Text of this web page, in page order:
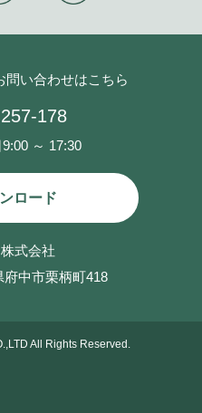
問い合わせはこちら
178
～ 17:30
ロード
式会社
府中市栗柄町418
All Rights Reserved.